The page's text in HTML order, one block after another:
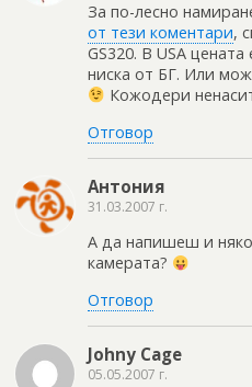
За по-лесно
от тези коментари,
GS320. В USA
ниска от БГ. Или
Кожодери
Отговор
Антония
31.03.2007 г.
А да напишеш и
камерата?
Отговор
Johny Cage
05.05.2007 г.